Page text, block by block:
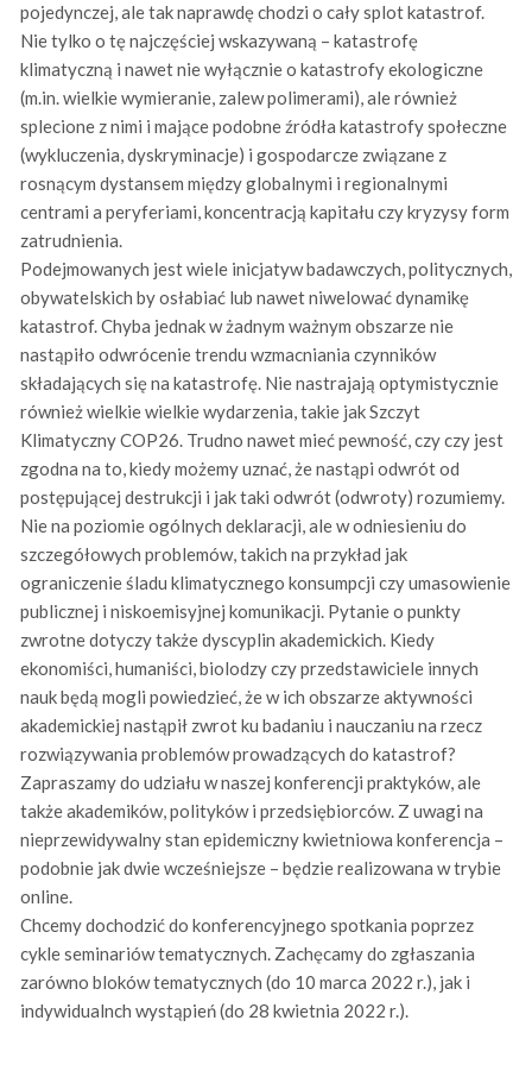
pojedynczej, ale tak naprawdę chodzi o cały splot katastrof.
Nie tylko o tę najczęściej wskazywaną – katastrofę
klimatyczną i nawet nie wyłącznie o katastrofy ekologiczne
(m.in. wielkie wymieranie, zalew polimerami), ale również
splecione z nimi i mające podobne źródła katastrofy społeczne
(wykluczenia, dyskryminacje) i gospodarcze związane z
rosnącym dystansem między globalnymi i regionalnymi
centrami a peryferiami, koncentracją kapitału czy kryzysy form
zatrudnienia.
Podejmowanych jest wiele inicjatyw badawczych, politycznych,
obywatelskich by osłabiać lub nawet niwelować dynamikę
katastrof. Chyba jednak w żadnym ważnym obszarze nie
nastąpiło odwrócenie trendu wzmacniania czynników
składających się na katastrofę. Nie nastrajają optymistycznie
również wielkie wielkie wydarzenia, takie jak Szczyt
Klimatyczny COP26. Trudno nawet mieć pewność, czy czy jest
zgodna na to, kiedy możemy uznać, że nastąpi odwrót od
postępującej destrukcji i jak taki odwrót (odwroty) rozumiemy.
Nie na poziomie ogólnych deklaracji, ale w odniesieniu do
szczegółowych problemów, takich na przykład jak
ograniczenie śladu klimatycznego konsumpcji czy umasowienie
publicznej i niskoemisyjnej komunikacji. Pytanie o punkty
zwrotne dotyczy także dyscyplin akademickich. Kiedy
ekonomiści, humaniści, biolodzy czy przedstawiciele innych
nauk będą mogli powiedzieć, że w ich obszarze aktywności
akademickiej nastąpił zwrot ku badaniu i nauczaniu na rzecz
rozwiązywania problemów prowadzących do katastrof?
Zapraszamy do udziału w naszej konferencji praktyków, ale
także akademików, polityków i przedsiębiorców. Z uwagi na
nieprzewidywalny stan epidemiczny kwietniowa konferencja –
podobnie jak dwie wcześniejsze – będzie realizowana w trybie
online.
Chcemy dochodzić do konferencyjnego spotkania poprzez
cykle seminariów tematycznych. Zachęcamy do zgłaszania
zarówno bloków tematycznych (do 10 marca 2022 r.), jak i
indywidualnch wystąpień (do 28 kwietnia 2022 r.).